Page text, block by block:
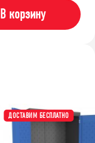
В корзину
ДОСТАВИМ БЕСПЛАТНО